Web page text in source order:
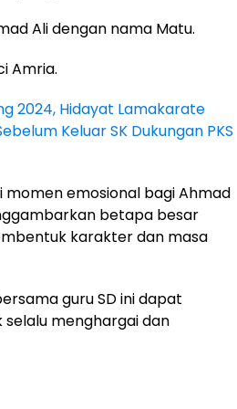
Ali dengan nama Matu.
Amria.
2024, Hidayat Lamakarate
Keluar SK Dukungan PKS
emosional bagi Ahmad
betapa besar
karakter dan masa
guru SD ini dapat
menghargai dan